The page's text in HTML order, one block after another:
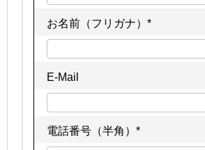
お名前（フリガナ）*
E-Mail
電話番号（半角）*